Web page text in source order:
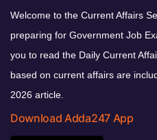
Welcome to the Current Affairs
preparing for Government Job
you to read the Daily Current
based on current affairs are
2026 article.
Download Adda247 App